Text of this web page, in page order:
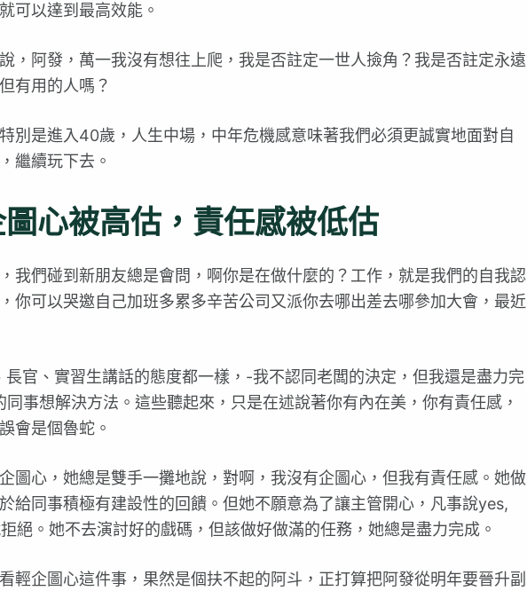
可以達到最高效能。
，阿發，萬一我沒有想往上爬，我是否註定一世人撿角？我是否註定永遠
有用的人嗎？
別是進入40歲，人生中場，中年危機感意味著我們必須更誠實地面對自
繼續玩下去。
心被高估，責任感被低估
我們碰到新朋友總是會問，啊你是在做什麼的？工作，就是我們的自我認
你可以哭邀自己加班多累多辛苦公司又派你去哪出差去哪參加大會，最近
官、實習生講話的態度都一樣，-我不認同老闆的決定，但我還是盡力完
事想解決方法。這些聽起來，只是在述說著你有內在美，你有責任感，
會是個魯蛇。
圖心，她總是雙手一攤地說，對啊，我沒有企圖心，但我有責任感。她做
給同事積極有建設性的回饋。但她不願意為了讓主管開心，凡事說yes,
。她不去演討好的戲碼，但該做好做滿的任務，她總是盡力完成。
輕企圖心這件事，果然是個扶不起的阿斗，正打算把阿發從明年要晉升副